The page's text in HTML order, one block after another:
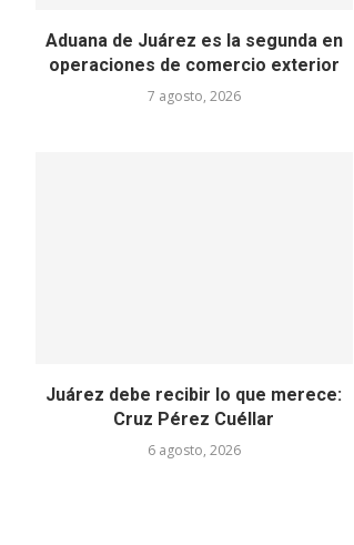
Aduana de Juárez es la segunda en
operaciones de comercio exterior
7 agosto, 2026
Juárez debe recibir lo que merece:
Cruz Pérez Cuéllar
6 agosto, 2026